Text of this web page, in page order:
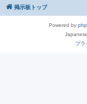
掲示板トップ
Powered by
プラ